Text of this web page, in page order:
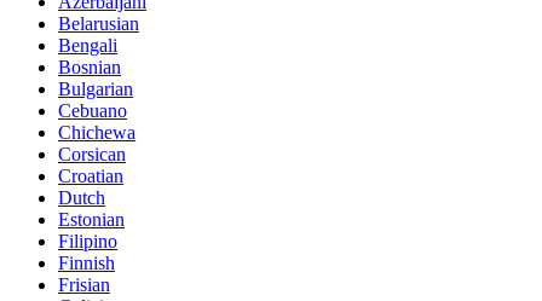
Belarusian
Bengali
Bosnian
Bulgarian
Cebuano
Chichewa
Corsican
Croatian
Dutch
Estonian
Filipino
Finnish
Frisian